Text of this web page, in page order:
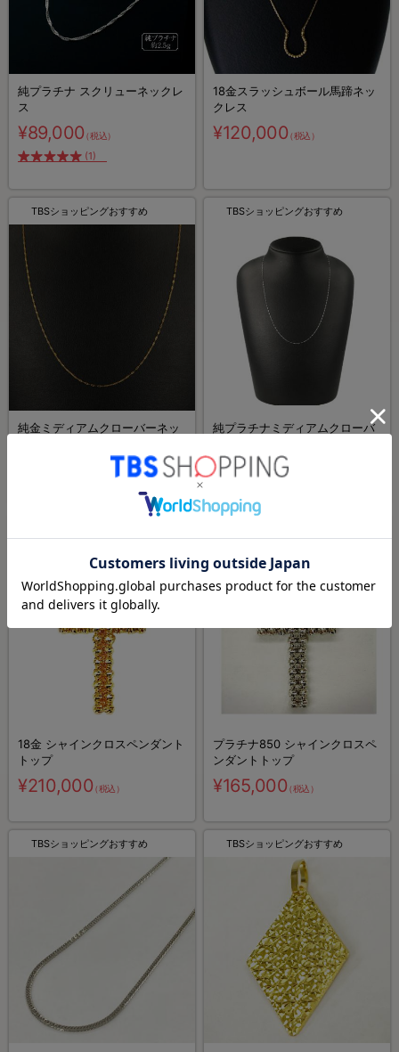
純プラチナ スクリューネックレ
ス
¥89,000（税込）
(1)
18金スラッシュボール馬蹄ネッ
クレス
¥120,000（税込）
TBSショッピングおすすめ
純金ミディアムクローバーネッ
TBSショッピングおすすめ
純プラチナミディアムクローバ
ク入
¥60,000（税込）
18金 シャインクロスペンダント
トップ
¥210,000（税込）
プラチナ850 シャインクロスペ
ンダントトップ
¥165,000（税込）
TBSショッピングおすすめ TBSショッピングおすすめ